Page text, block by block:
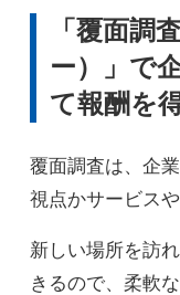
「覆面調
ー）」で
て報酬を
覆面調査は、企
視点かサービス
新しい場所を訪
きるので、柔軟